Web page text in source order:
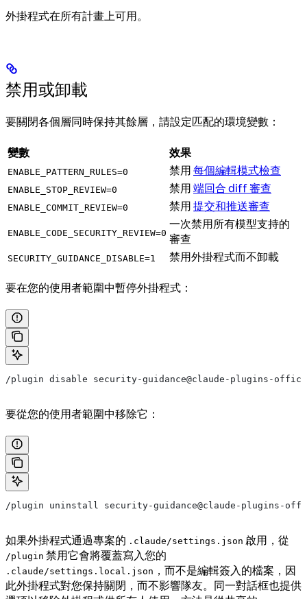
外掛程式在所有計畫上可用。
禁用或卸載
要關閉各個層同時保持其餘層，請設定匹配的環境變數：
變數 效果
ENABLE_PATTERN_RULES=0 禁用 每個編輯模式檢查
ENABLE_STOP_REVIEW=0 禁用 端回合 diff 審查
ENABLE_COMMIT_REVIEW=0 禁用 提交和推送審查
ENABLE_CODE_SECURITY_REVIEW=0
一次禁用所有模型支持的
審查
SECURITY_GUIDANCE_DISABLE=1 禁用外掛程式而不卸載
要在您的使用者範圍中暫停外掛程式：
/plugin disable security-guidance@claude-plugins-
要從您的使用者範圍中移除它：
/plugin uninstall security-guidance@claude-plugins-
如果外掛程式通過專案的 .claude/settings.json 啟用，從
/plugin 禁用它會將覆蓋寫入您的
.claude/settings.local.json ，而不是編輯簽入的檔案，因
此外掛程式對您保持關閉，而不影響隊友。同一對話框也提供